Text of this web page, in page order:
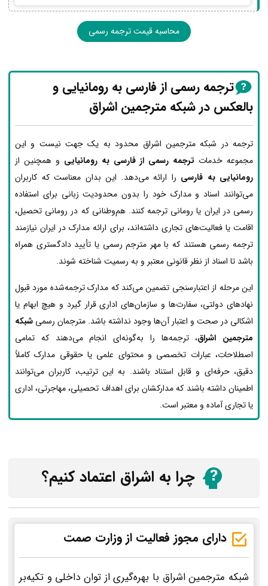
محاسبه قیمت ترجمه رسمی
ترجمه رسمی از فارسی به رومانیایی و
بالعکس در شبکه مترجمین اشراق
ترجمه در شبکه مترجمین اشراق محدود به یک جهت نیست و این
مجموعه خدمات ترجمه رسمی از فارسی به رومانیایی و همچنین از
رومانیایی به فارسی را ارائه می‌دهد. این بدان معناست که کاربران
می‌توانند اسناد و مدارک خود را بدون محدودیت زبانی برای استفاده
رسمی در ایران یا رومانی ترجمه کنند. هم‌وطنانی که در رومانی تحصیل،
اقامت یا فعالیت‌های تجاری داشته‌اند، برای ارائه مدارک در ایران نیازمند
ترجمه رسمی هستند که با مهر مترجم رسمی یا تأیید دادگستری همراه
باشد تا اسناد از نظر قانونی معتبر و به رسمیت شناخته شوند.
این مرحله از اعتبارسنجی تضمین می‌کند که مدارک ترجمه‌شده مورد قبول
نهادهای دولتی، سفارت‌ها و سازمان‌های اداری قرار گیرد و هیچ ابهام یا
اشکالی در صحت و اعتبار آن‌ها وجود نداشته باشد. مترجمان رسمی شبکه
مترجمین اشراق، ترجمه‌ها را به‌گونه‌ای انجام می‌دهند که تمامی
اصطلاحات، عبارات تخصصی و محتوای علمی یا حقوقی مدارک کاملاً
دقیق، حرفه‌ای و قابل استناد باشند. به این ترتیب، کاربران می‌توانند
اطمینان داشته باشند که مدارکشان برای اهداف تحصیلی، مهاجرتی، اداری
یا تجاری آماده و معتبر است.
چرا به اشراق اعتماد کنیم؟
دارای مجوز فعالیت از وزارت صمت
شبکه مترجمین اشراق با بهره‌گیری از توان داخلی و تکیه‌بر